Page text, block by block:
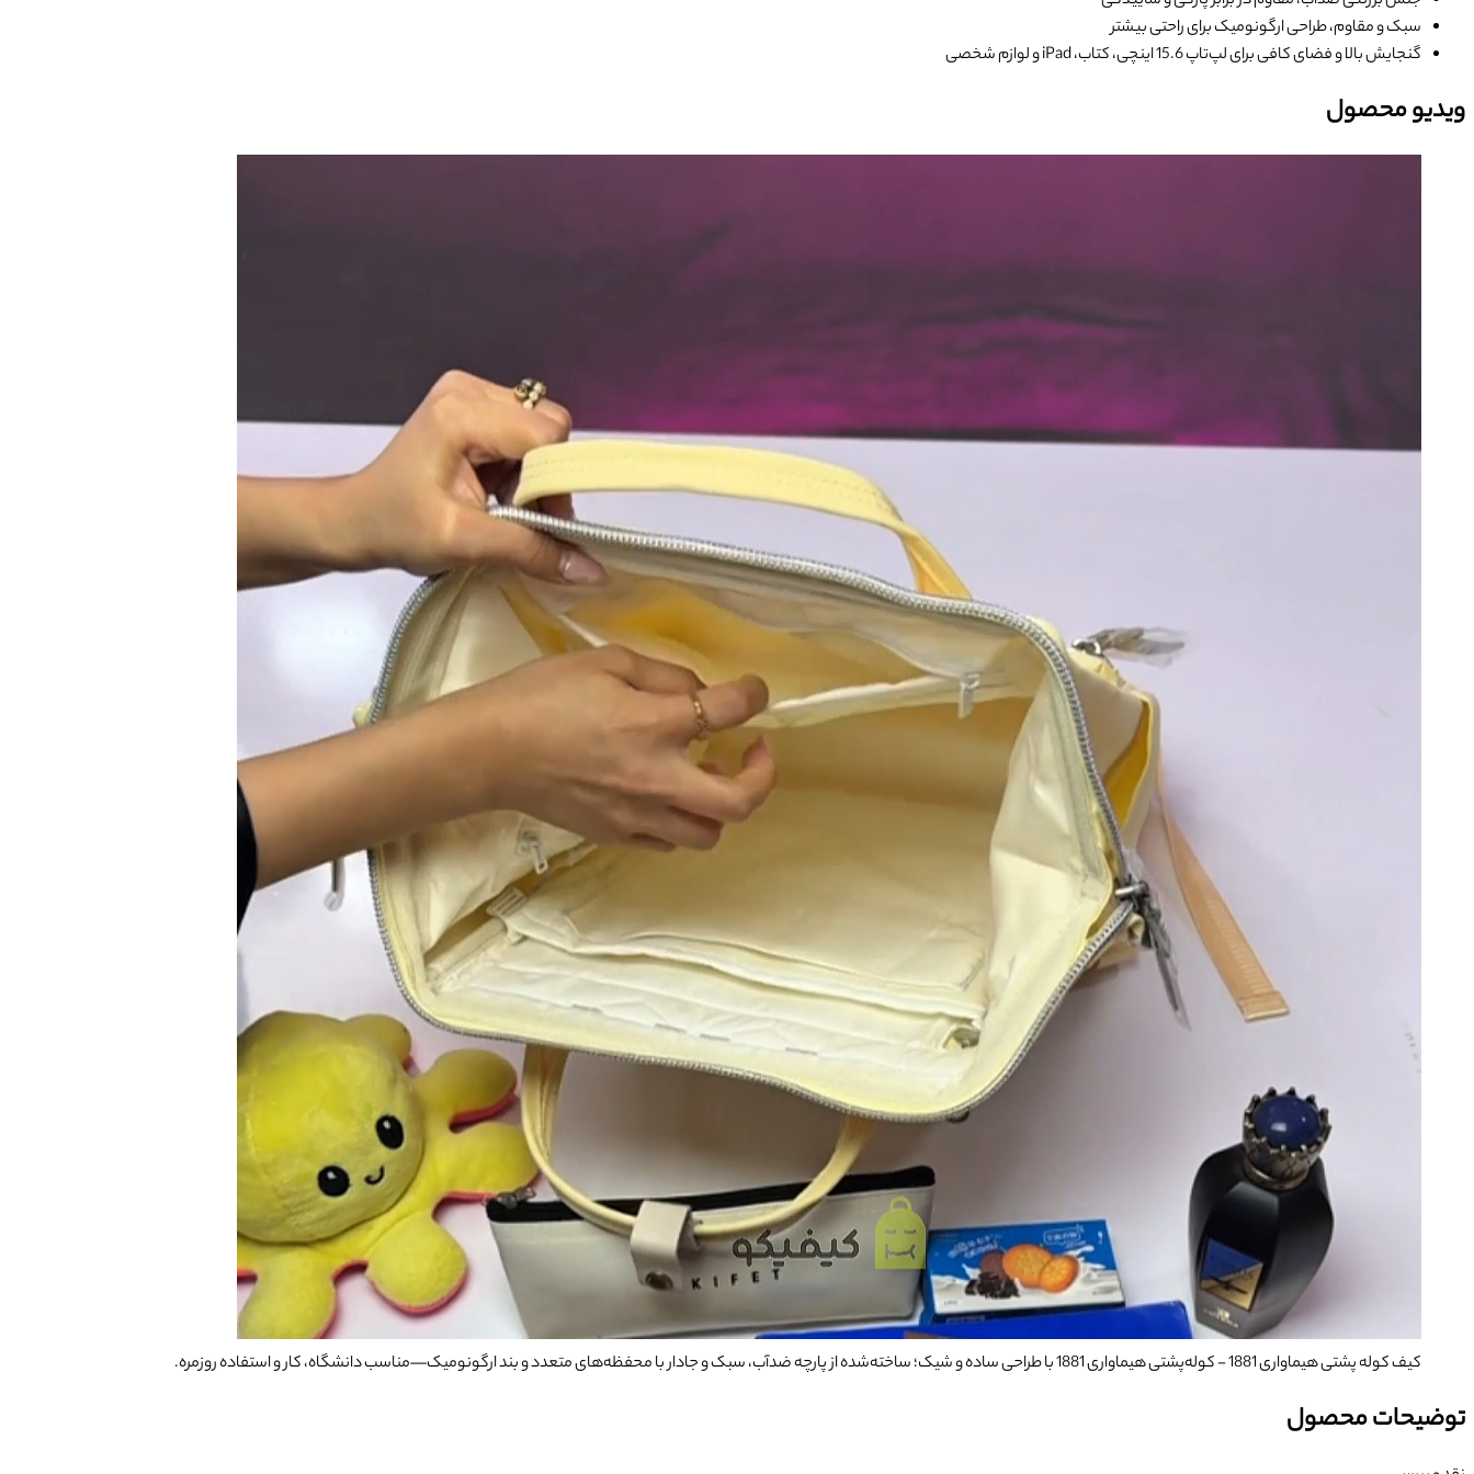
سبک و مقاوم، طراحی ارگونومیک برای راحتی بیشتر
گنجایش بالا و فضای کافی برای لپ‌تاپ 15.6 اینچی، کتاب، iPad و لوازم شخصی
ویدیو محصول
کیف کوله پشتی هیماواری 1881 - کوله‌پشتی هیماواری 1881 با طراحی ساده و شیک؛ ساخته‌شده از پارچه ضدآب، سبک و جادار با محفظه‌های متعدد و بند ارگونومیک—مناسب دانشگاه، کار و استفاده روزمره.
توضیحات محصول